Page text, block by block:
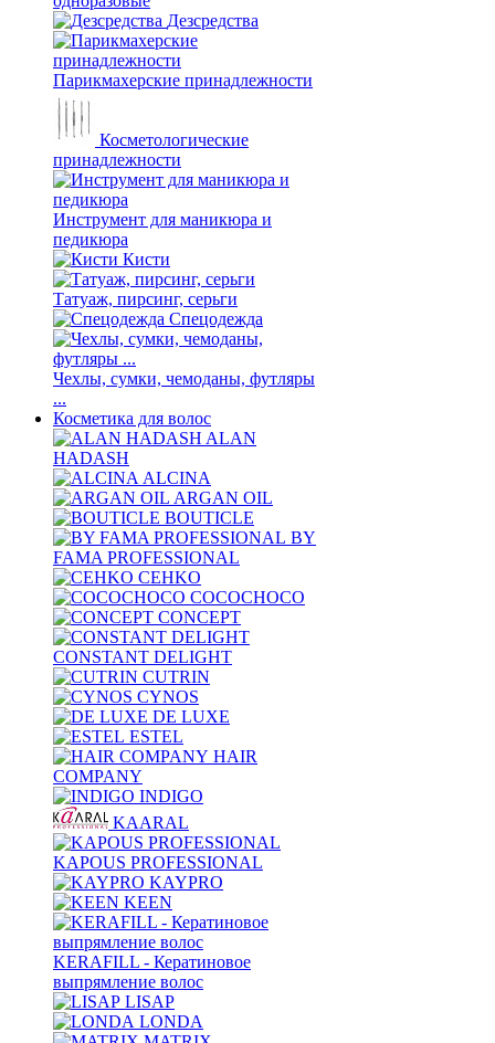
Дезсредства
Парикмахерские принадлежности
Косметологические
принадлежности
Инструмент для маникюра и
педикюра
Кисти
Татуаж, пирсинг, серьги
Спецодежда
Чехлы, сумки, чемоданы, футляры
...
Косметика для волос
ALAN
HADASH
ALCINA
ARGAN OIL
BOUTICLE
BY
FAMA PROFESSIONAL
CEHKO
COCOCHOCO
CONCEPT
CONSTANT DELIGHT
CUTRIN
CYNOS
DE LUXE
ESTEL
HAIR
COMPANY
INDIGO
KAARAL
KAPOUS PROFESSIONAL
KAYPRO
KEEN
KERAFILL - Кератиновое
выпрямление волос
LISAP
LONDA